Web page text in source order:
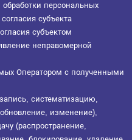
персональных
субъекта
субъектом
неправомерной
Оператором с полученными
систематизацию,
изменение),
(распространение,